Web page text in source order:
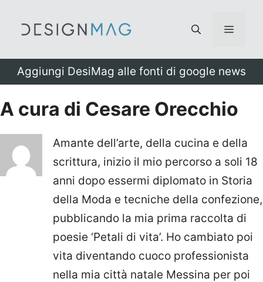
Menu
Aggiungi DesiMag alle fonti di google news
A cura di Cesare Orecchio
Amante dell’arte, della cucina e della
scrittura, inizio il mio percorso a soli 18
anni dopo essermi diplomato in Storia
della Moda e tecniche della confezione,
pubblicando la mia prima raccolta di
poesie ‘Petali di vita’. Ho cambiato poi
vita diventando cuoco professionista
nella mia città natale Messina per poi